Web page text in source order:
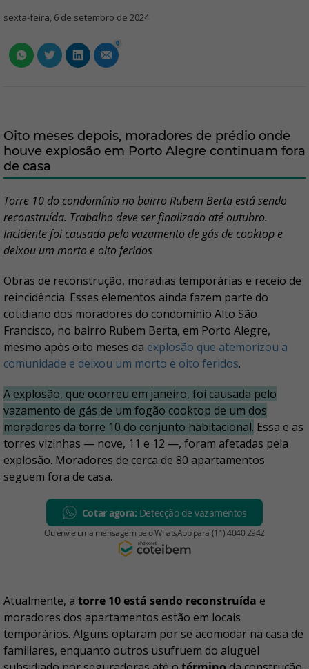
sexta-feira, 6 de setembro de 2024
0
Oito meses depois, moradores de prédio onde
houve explosão em Porto Alegre continuam fora
de casa
Torre 10 do condomínio no bairro Rubem Berta está sendo
reconstruída. Trabalho deve ser finalizado até outubro.
Incidente foi causado pelo vazamento de gás de cooktop e
deixou um morto e oito feridos
Obras de reconstrução, moradias temporárias e receio de
reincidência. Esses elementos ainda fazem parte do
cotidiano dos moradores do condomínio Alto São
Francisco, no bairro Rubem Berta, em Porto Alegre,
mesmo após oito meses da explosão que atemorizou a
comunidade e deixou um morto e oito feridos.
A explosão, que ocorreu em janeiro, foi causada pelo
vazamento de gás de um fogão cooktop de um dos
moradores da torre 10 do conjunto habitacional. Essa e as
torres vizinhas — nove, 11 e 12 —, foram afetadas pela
explosão. Moradores de cerca de 80 apartamentos
seguem fora de casa.
Atualmente, a torre 10 está sendo reconstruída e
moradores dos apartamentos estão em locais
temporários. Alguns optaram por se acomodar na casa de
familiares, enquanto outros usufruem do aluguel